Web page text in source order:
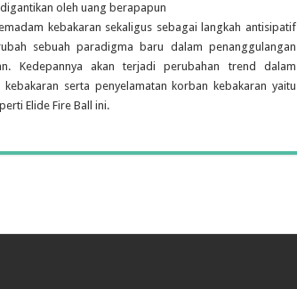
oleh uang berapapun
kebakaran sekaligus sebagai langkah antisipatif
sebuah paradigma baru dalam penanggulangan
Kedepannya akan terjadi perubahan trend dalam
serta penyelamatan korban kebakaran yaitu
Elide Fire Ball ini.